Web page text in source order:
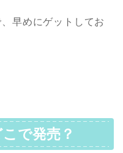
早めにゲットしてお
で発売？